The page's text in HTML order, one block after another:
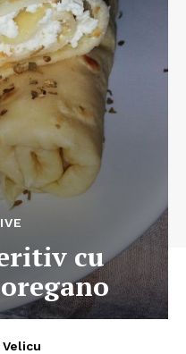
cu
Velicu